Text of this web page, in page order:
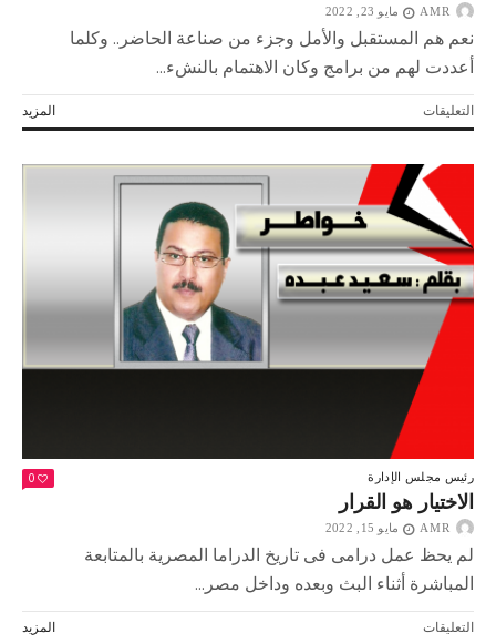
AMR مايو 23, 2022
نعم هم المستقبل والأمل وجزء من صناعة الحاضر.. وكلما
أعددت لهم من برامج وكان الاهتمام بالنشء...
المزيد التعليقاتعلى
ولنا
مع
الشباب
مغلقة
رئيس مجلس الإدارة 0
الاختيار هو القرار
AMR مايو 15, 2022
لم يحظ عمل درامى فى تاريخ الدراما المصرية بالمتابعة
المباشرة أثناء البث وبعده وداخل مصر...
المزيد التعليقاتعلى